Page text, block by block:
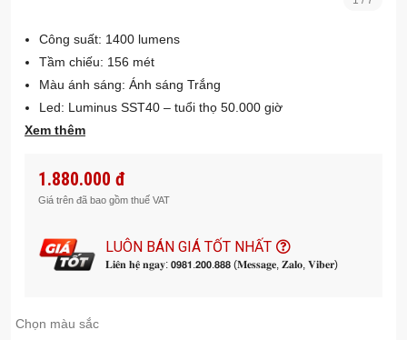
Công suất: 1400 lumens
Tầm chiếu: 156 mét
Màu ánh sáng: Ánh sáng Trắng
Led: Luminus SST40 – tuổi thọ 50.000 giờ
Thời lượng: tối đa 41 giờ (mức thấp)
Cổng sạc: Type C
Chất liệu: Polycarbonate
Chống va đập 1.5 mét:
Ứng dụng: hỗ trợ chiếu sáng cho xe đạp, xe máy, đèn pin
Xuất xứ: China.
Xem thêm
1.880.000 đ
Giá trên đã bao gồm thuế VAT
LUÔN BÁN GIÁ TỐT NHẤT
𝐋𝐢𝐞̂𝐧 𝐡𝐞̣̂ 𝐧𝐠𝐚𝐲: 𝟬𝟵𝟴𝟭.𝟮𝟬𝟬.𝟴𝟴𝟴 (𝐌𝐞𝐬𝐬𝐚𝐠𝐞, 𝐙𝐚𝐥𝐨, 𝐕𝐢𝐛𝐞𝐫)
Chọn màu sắc